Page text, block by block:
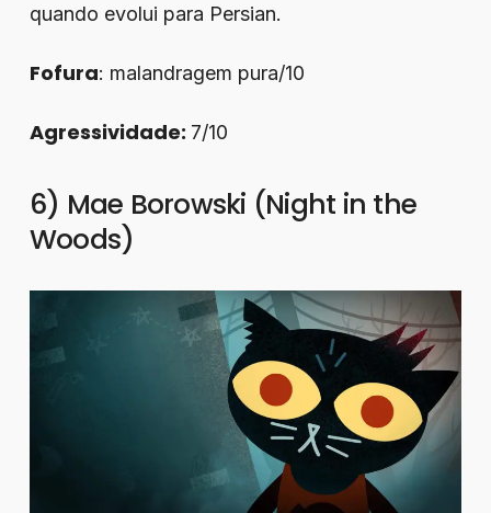
quando evolui para Persian.
Fofura: malandragem pura/10
Agressividade: 7/10
6) Mae Borowski (Night in the
Woods)